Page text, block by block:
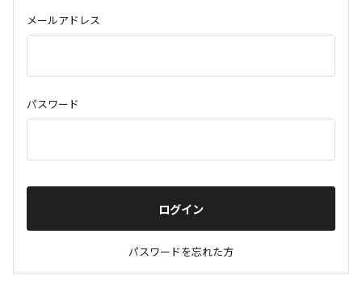
メールアドレス
パスワード
ログイン
パスワードを忘れた方